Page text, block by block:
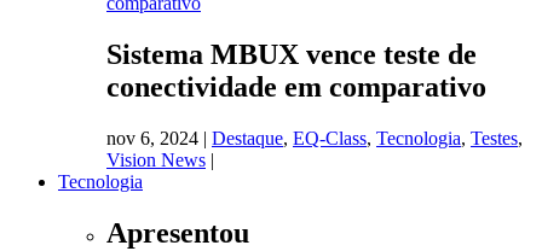
Sistema MBUX vence teste de
conectividade em comparativo
nov 6, 2024 | Destaque, EQ-Class, Tecnologia, Testes,
Vision News |
Tecnologia
Apresentou